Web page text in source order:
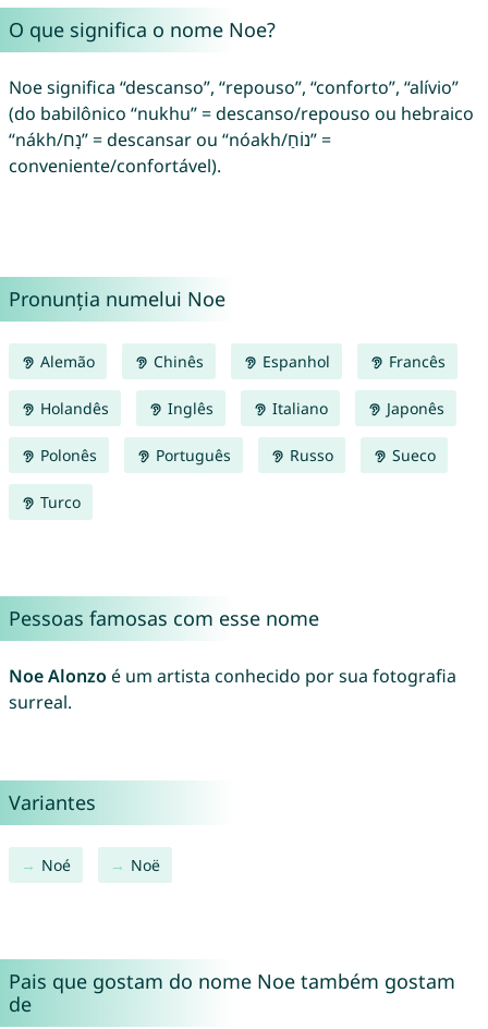
O que significa o nome Noe?
Noe significa “descanso”, “repouso”, “conforto”, “alívio”
(do babilônico “nukhu” = descanso/repouso ou hebraico
“nákh/נָח” = descansar ou “nóakh/נוֹחַ” =
conveniente/confortável).
Pronunția numelui Noe
Alemão Chinês Espanhol Francês
Holandês Inglês Italiano Japonês
Polonês Português Russo Sueco
Turco
Pessoas famosas com esse nome
Noe Alonzo é um artista conhecido por sua fotografia
surreal.
Variantes
Noé Noë
Pais que gostam do nome Noe também gostam
de